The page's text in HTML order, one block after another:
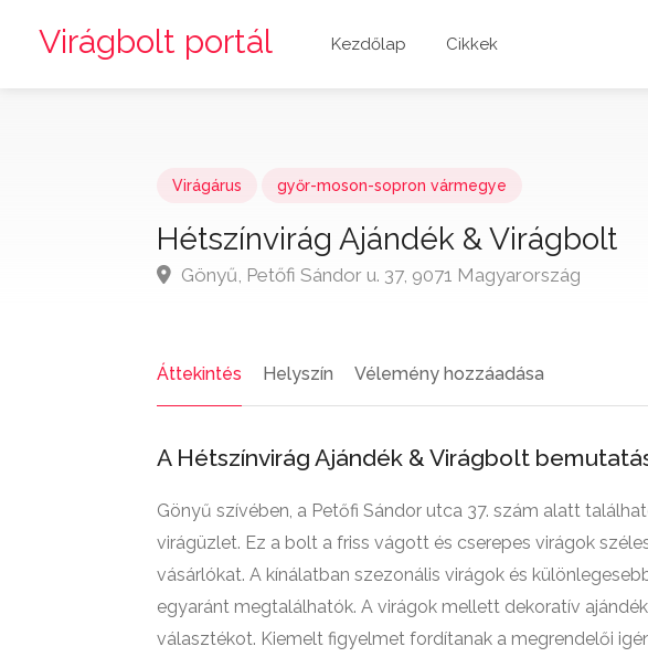
Virágbolt portál Kezdőlap Cikkek
Virágárus győr-moson-sopron vármegye
Hétszínvirág Ajándék & Virágbolt
Gönyű, Petőfi Sándor u. 37, 9071 Magyarország
Áttekintés Helyszín Vélemény hozzáadása
A Hétszínvirág Ajándék & Virágbolt
Gönyű szívében, a Petőfi Sándor utca 37. szám alatt
virágüzlet. Ez a bolt a friss vágott és cserepes virágok
vásárlókat. A kínálatban szezonális virágok és
egyaránt megtalálhatók. A virágok mellett dekoratív
választékot. Kiemelt figyelmet fordítanak a megrendelői